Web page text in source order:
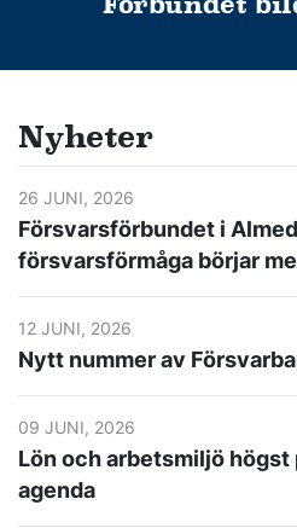
Nyheter
26 JUNI, 2026
Försvarsförbundet i
försvarsförmåga börjar
12 JUNI, 2026
Nytt nummer av
09 JUNI, 2026
Lön och arbetsmiljö högst
agenda